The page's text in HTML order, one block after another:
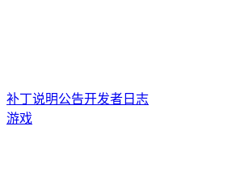
补丁说明公告开发者日志
游戏